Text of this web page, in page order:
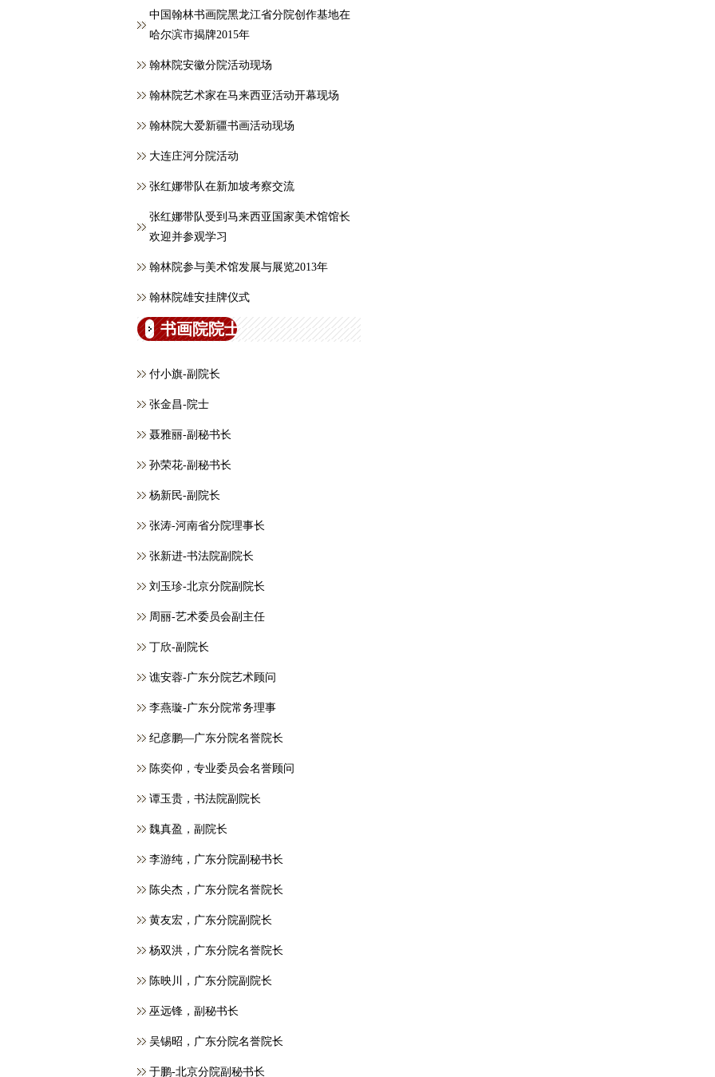
中国翰林书画院黑龙江省分院创作基地在
哈尔滨市揭牌2015年
翰林院安徽分院活动现场
翰林院艺术家在马来西亚活动开幕现场
翰林院大爱新疆书画活动现场
大连庄河分院活动
张红娜带队在新加坡考察交流
张红娜带队受到马来西亚国家美术馆馆长
欢迎并参观学习
翰林院参与美术馆发展与展览2013年
翰林院雄安挂牌仪式
书画院院士
付小旗-副院长
张金昌-院士
聂雅丽-副秘书长
孙荣花-副秘书长
杨新民-副院长
张涛-河南省分院理事长
张新进-书法院副院长
刘玉珍-北京分院副院长
周丽-艺术委员会副主任
丁欣-副院长
谯安蓉-广东分院艺术顾问
李燕璇-广东分院常务理事
纪彦鹏—广东分院名誉院长
​陈奕仰，专业委员会名誉顾问
谭玉贵，书法院副院长
魏真盈，副院长
李游纯，广东分院副秘书长
陈尖杰，广东分院名誉院长
黄友宏，广东分院副院长
杨双洪，广东分院名誉院长
陈映川，广东分院副院长
巫远锋，副秘书长
吴锡昭，广东分院名誉院长
于鹏-北京分院副秘书长